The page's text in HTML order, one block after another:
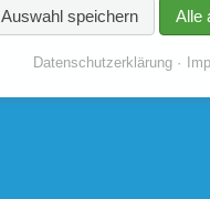
Auswahl speichern Alle
Datenschutzerklärung